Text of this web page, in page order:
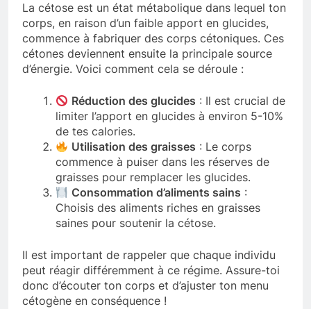
La cétose est un état métabolique dans lequel ton
corps, en raison d’un faible apport en glucides,
commence à fabriquer des corps cétoniques. Ces
cétones deviennent ensuite la principale source
d’énergie. Voici comment cela se déroule :
Réduction des glucides : Il est crucial de
limiter l’apport en glucides à environ 5-10%
de tes calories.
Utilisation des graisses : Le corps
commence à puiser dans les réserves de
graisses pour remplacer les glucides.
Consommation d’aliments sains :
Choisis des aliments riches en graisses
saines pour soutenir la cétose.
Il est important de rappeler que chaque individu
peut réagir différemment à ce régime. Assure-toi
donc d’écouter ton corps et d’ajuster ton menu
cétogène en conséquence !